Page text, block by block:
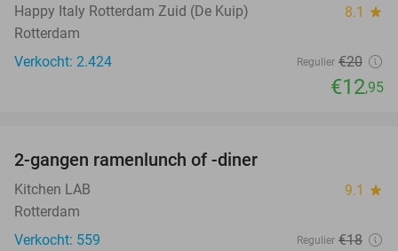
Happy Italy Rotterdam Zuid (De Kuip) 8.1 star
Rotterdam
Verkocht: 2.424
Regulier €20
€12,95
2-gangen ramenlunch of -diner
Kitchen LAB 9.1 star
Rotterdam
Verkocht: 559
Regulier €18